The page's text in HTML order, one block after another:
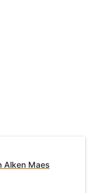
Alken Maes